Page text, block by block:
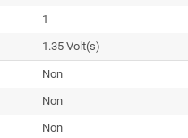
1
1.35 Volt(s)
Non
Non
Non